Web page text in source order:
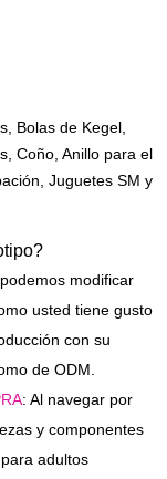
Bolas de Kegel,
Coño, Anillo para el
Juguetes SM y
modificar
usted tiene gusto
con su
de ODM.
: Al navegar por
y componentes
adultos